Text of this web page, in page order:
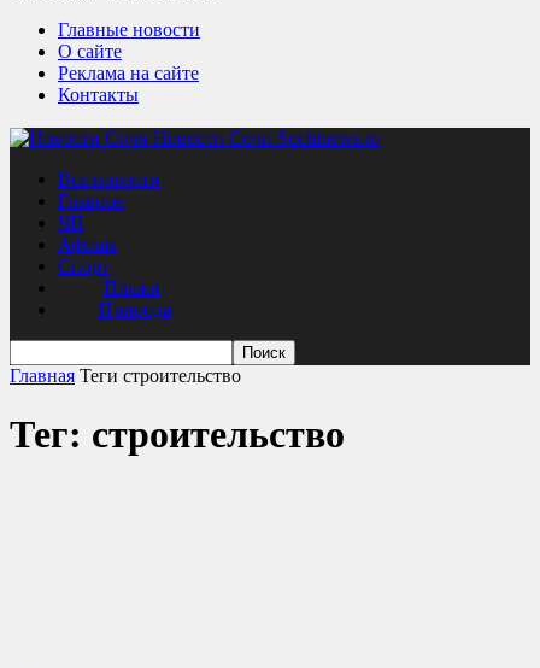
Главные новости
О сайте
Реклама на сайте
Контакты
Новости Сочи Sochinews.io
Все новости
Главное
ЧП
Афиша
Спорт
Пляжи
Природа
Главная Теги строительство
Тег: строительство